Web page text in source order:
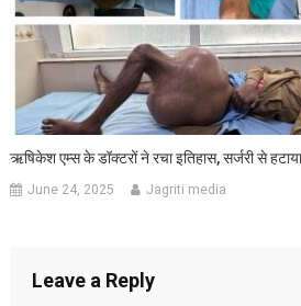
ऋषिकेश एम्स के डॉक्टरों ने रचा इतिहास, सर्जरी से
June 24, 2025 Jagriti media
Leave a Reply